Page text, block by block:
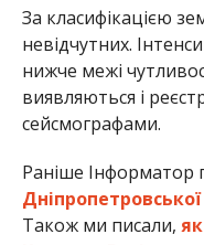
За класифікацією
невідчутних.
нижче межі
виявляються і
сейсмографами.
Раніше Інформатор
Також ми писали,